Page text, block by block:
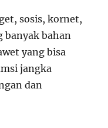
sosis, kornet,
banyak bahan
yang bisa
jangka
dan